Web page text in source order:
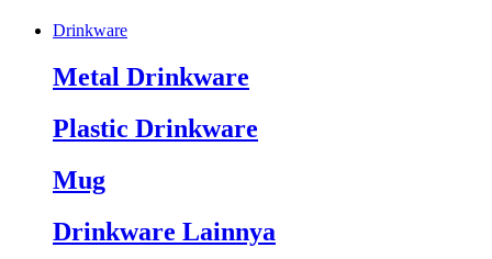
Drinkware
Metal Drinkware
Plastic Drinkware
Mug
Drinkware Lainnya